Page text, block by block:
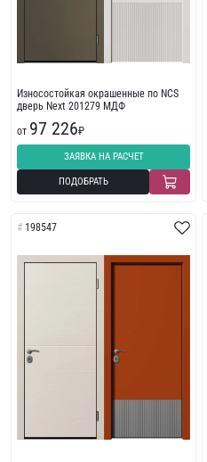
Износостойкая окрашенные по NCS
дверь Next 201279 МДФ
от 97 226₽
ЗАЯВКА НА РАСЧЕТ
ПОДОБРАТЬ
198547